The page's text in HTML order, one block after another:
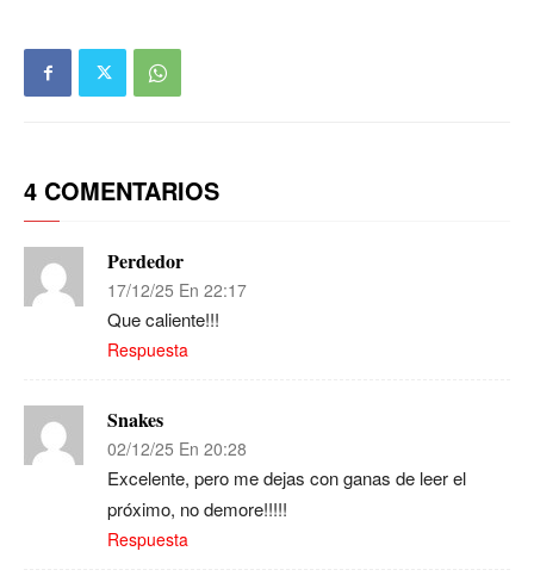
4 COMENTARIOS
Perdedor
17/12/25 En 22:17
Que caliente!!!
Respuesta
Snakes
02/12/25 En 20:28
Excelente, pero me dejas con ganas de leer el
próximo, no demore!!!!!
Respuesta